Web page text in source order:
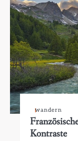
wandern
Kontraste